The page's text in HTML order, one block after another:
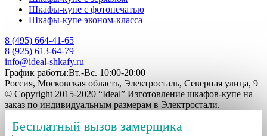
Шкафы-купе с фотопечатью
Шкафы-купе эконом-класса
8 (495) 664-41-65
8 (925) 613-64-79
info@ideal-shkafy.ru
График работы:Вт.-Вс. 10:00-20:00
Россия, Московская область, Электросталь, Северная улица, 9
© Copyright 2015-2020 “Ideal” Изготовление шкафов-купе на
заказ по индивидуальным размерам в Электростали.
Бесплатный вызов замерщика